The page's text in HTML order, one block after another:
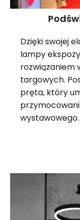
Dzięki swojej
lampy
rozwiązaniem
targowych.
pręta, który
wystawowego.